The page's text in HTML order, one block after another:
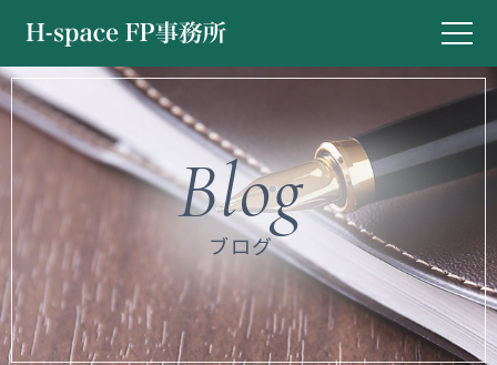
ブログ